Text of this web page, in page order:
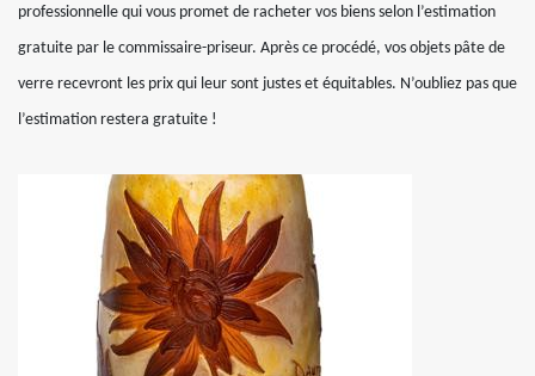
professionnelle qui vous promet de racheter vos biens selon l’estimation
gratuite par le commissaire-priseur. Après ce procédé, vos objets pâte de
verre recevront les prix qui leur sont justes et équitables. N’oubliez pas que
l’estimation restera gratuite !